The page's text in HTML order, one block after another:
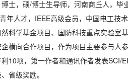
士，硕/博士生导师，河南商丘人，
年人才，IEEE高级会员，中国电工技
科学基金项目、国防科技重点实验室
横向合作项目，作为项目主要参与人
10项，第一作者和通讯作者发表SCI/
省级奖励。